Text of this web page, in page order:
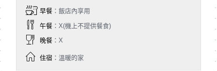
早餐：飯店內享用
午餐：X(機上不提供餐食)
晚餐：X
住宿：溫暖的家